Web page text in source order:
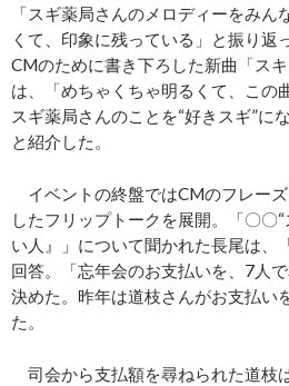
「スギ薬局さんのメロディーをみん
くて、印象に残っている」と振り返
CMのために書き下ろした新曲「ス
は、「めちゃくちゃ明るくて、この
スギ薬局さんのことを“好きスギ”に
と紹介した。
イベントの終盤ではCMのフレーズ
したフリップトークを展開。「〇〇
い人』」について聞かれた長尾は、
回答。「忘年会のお支払いを、7人
決めた。昨年は道枝さんがお支払い
た。
司会から支払額を尋ねられた道枝